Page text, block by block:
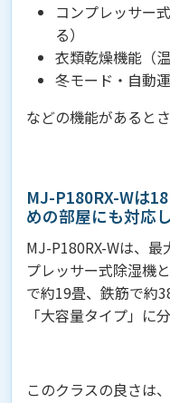
コンプレッサー
る）
衣類乾燥機能（温
冬モード・自動
などの機能があるとさ
MJ-P180RX-Wは
めの部屋にも対応
MJ-P180RX-Wは、
プレッサー式除湿機
で約19畳、鉄筋で約
「大容量タイプ」に
このクラスの良さは